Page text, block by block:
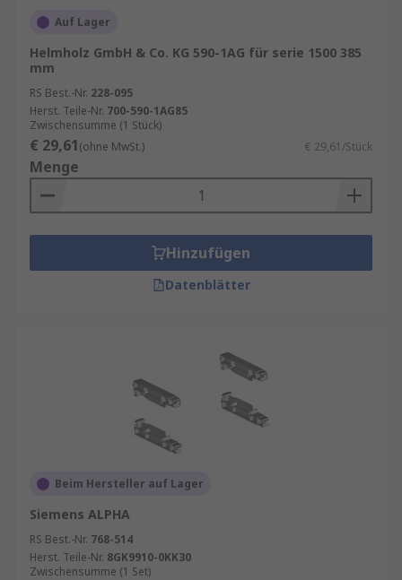
Auf Lager
Helmholz GmbH & Co. KG 590-1AG für serie 1500 385
mm
RS Best.-Nr. 228-095
Herst. Teile-Nr. 700-590-1AG85
Zwischensumme (1 Stück)
€ 29,61(ohne MwSt.) € 29,61/Stück
Menge
Hinzufügen
Datenblätter
Beim Hersteller auf Lager
Siemens ALPHA
RS Best.-Nr. 768-514
Herst. Teile-Nr. 8GK9910-0KK30
Zwischensumme (1 Set)